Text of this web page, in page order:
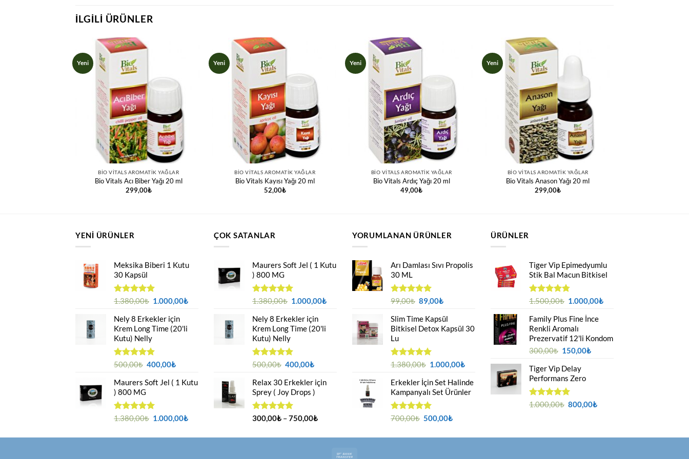
İLGILI ÜRÜNLER
Yeni
BIO VITALS AROMATIK YAĞLAR
Bio Vitals Acı Biber Yağı 20 ml
299,00₺
Yeni
BIO VITALS AROMATIK YAĞLAR
Bio Vitals Kayısı Yağı 20 ml
52,00₺
Yeni
BIO VITALS AROMATIK YAĞLAR
Bio Vitals Ardıç Yağı 20 ml
49,00₺
Yeni
BIO VITALS AROMATIK YAĞLAR
Bio Vitals Anason Yağı 20 ml
299,00₺
YENI ÜRÜNLER
Meksika Biberi 1 Kutu
30 Kapsül
5 üzerinden
aldı
1.380,00₺ Orijinal
1.380,00₺.
1.000,00₺Şu
Nely 8 Erkekler için
Krem Long Time (20'li
Kutu) Nelly
5 üzerinden
aldı
500,00₺ Orijinal
500,00₺.
400,00₺Şu
fiyat:
Maurers Soft Jel ( 1 Kutu
) 800 MG
5 üzerinden
1.380,00₺ Orijinal
1.380,00₺.
1.000,00₺Şu
fiyat:
ÇOK SATANLAR
Maurers Soft Jel ( 1 Kutu
) 800 MG
5 üzerinden
aldı
1.380,00₺ Orijinal
1.380,00₺.
1.000,00₺Şu
1.000,00₺.
Nely 8 Erkekler için
Krem Long Time (20'li
Kutu) Nelly
5 üzerinden
aldı
500,00₺ Orijinal
500,00₺.
400,00₺Şu
fiyat:
400,00₺.
Relax 30 Erkekler için
Sprey ( Joy Drops )
5 üzerinden
300,00₺ –750,00₺Fiyat
300,00₺
750,00₺
YORUMLANAN ÜRÜNLER
Arı Damlası Sıvı Propolis
30 ML
5 üzerinden
aldı
99,00₺ Orijinal
99,00₺.
89,00₺Şu
fiyat:
89,00₺.
Slim Time Kapsül
Bitkisel Detox Kapsül 30
Lu
5 üzerinden
aldı
1.380,00₺ Orijinal
1.380,00₺.
1.000,00₺Şu
fiyat:
1.000,00₺.
Erkekler İçin Set Halinde
Kampanyalı Set Ürünler
5 üzerinden
700,00₺ Orijinal
700,00₺.
500,00₺Şu
fiyat:
ÜRÜNLER
Tiger Vip Epimedyumlu
Stik Bal Macun Bitkisel
5
4.75oy
aldı
1.500,00₺ Orijinal
1.500,00₺.
1.000,00₺Şu
Family Plus Fine İnce
Renkli Aromalı
Prezervatif 12'li Kondom
300,00₺ Orijinal
300,00₺.
150,00₺Şu
Tiger Vip Delay
Performans Zero
5 üzerinden
1.000,00₺ Orijinal
800,00₺Şu